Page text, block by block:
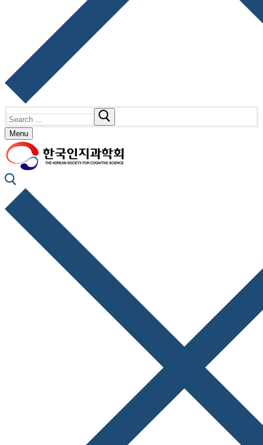
for:
Menu